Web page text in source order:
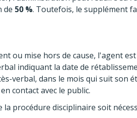
de 50 %. Toutefois, le supplément
ou mise hors de cause, l'agent
indiquant la date de
verbal, dans le mois qui suit son
contact avec le public.
procédure disciplinaire soit